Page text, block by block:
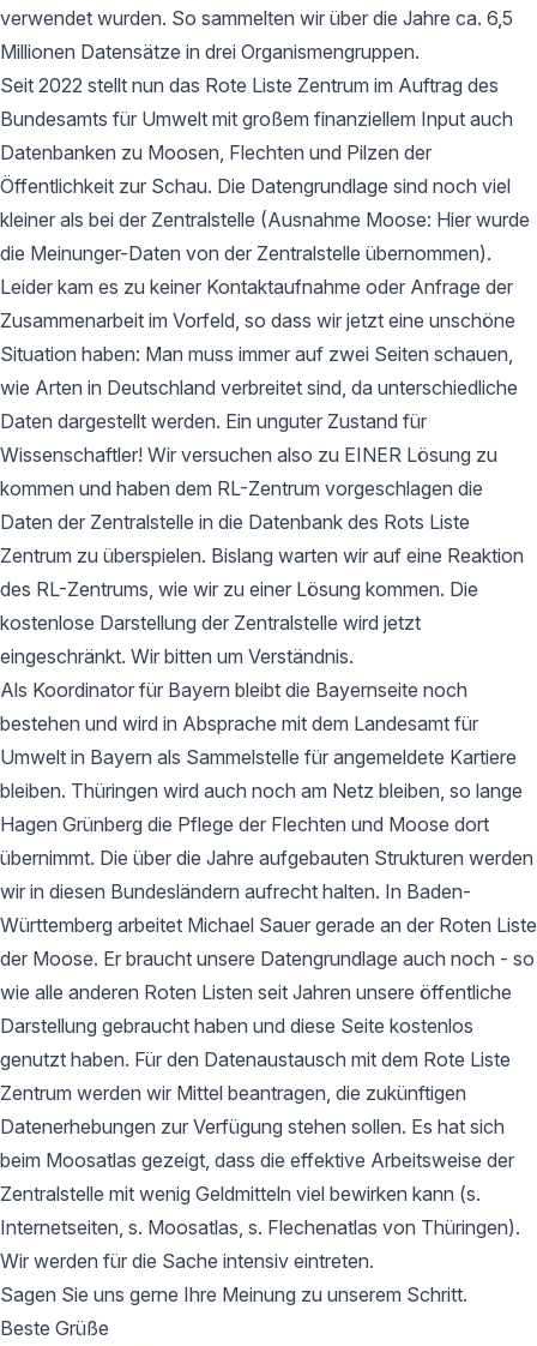
verwendet wurden. So sammelten wir über die Jahre ca. 6,5
Millionen Datensätze in drei Organismengruppen.
Seit 2022 stellt nun das Rote Liste Zentrum im Auftrag des
Bundesamts für Umwelt mit großem finanziellem Input auch
Datenbanken zu Moosen, Flechten und Pilzen der
Öffentlichkeit zur Schau. Die Datengrundlage sind noch viel
kleiner als bei der Zentralstelle (Ausnahme Moose: Hier wurde
die Meinunger-Daten von der Zentralstelle übernommen).
Leider kam es zu keiner Kontaktaufnahme oder Anfrage der
Zusammenarbeit im Vorfeld, so dass wir jetzt eine unschöne
Situation haben: Man muss immer auf zwei Seiten schauen,
wie Arten in Deutschland verbreitet sind, da unterschiedliche
Daten dargestellt werden. Ein unguter Zustand für
Wissenschaftler! Wir versuchen also zu EINER Lösung zu
kommen und haben dem RL-Zentrum vorgeschlagen die
Daten der Zentralstelle in die Datenbank des Rots Liste
Zentrum zu überspielen. Bislang warten wir auf eine Reaktion
des RL-Zentrums, wie wir zu einer Lösung kommen. Die
kostenlose Darstellung der Zentralstelle wird jetzt
eingeschränkt. Wir bitten um Verständnis.
Als Koordinator für Bayern bleibt die Bayernseite noch
bestehen und wird in Absprache mit dem Landesamt für
Umwelt in Bayern als Sammelstelle für angemeldete Kartiere
bleiben. Thüringen wird auch noch am Netz bleiben, so lange
Hagen Grünberg die Pflege der Flechten und Moose dort
übernimmt. Die über die Jahre aufgebauten Strukturen werden
wir in diesen Bundesländern aufrecht halten. In Baden-
Württemberg arbeitet Michael Sauer gerade an der Roten Liste
der Moose. Er braucht unsere Datengrundlage auch noch - so
wie alle anderen Roten Listen seit Jahren unsere öffentliche
Darstellung gebraucht haben und diese Seite kostenlos
genutzt haben. Für den Datenaustausch mit dem Rote Liste
Zentrum werden wir Mittel beantragen, die zukünftigen
Datenerhebungen zur Verfügung stehen sollen. Es hat sich
beim Moosatlas gezeigt, dass die effektive Arbeitsweise der
Zentralstelle mit wenig Geldmitteln viel bewirken kann (s.
Internetseiten, s. Moosatlas, s. Flechenatlas von Thüringen).
Wir werden für die Sache intensiv eintreten.
Sagen Sie uns gerne Ihre Meinung zu unserem Schritt.
Beste Grüße